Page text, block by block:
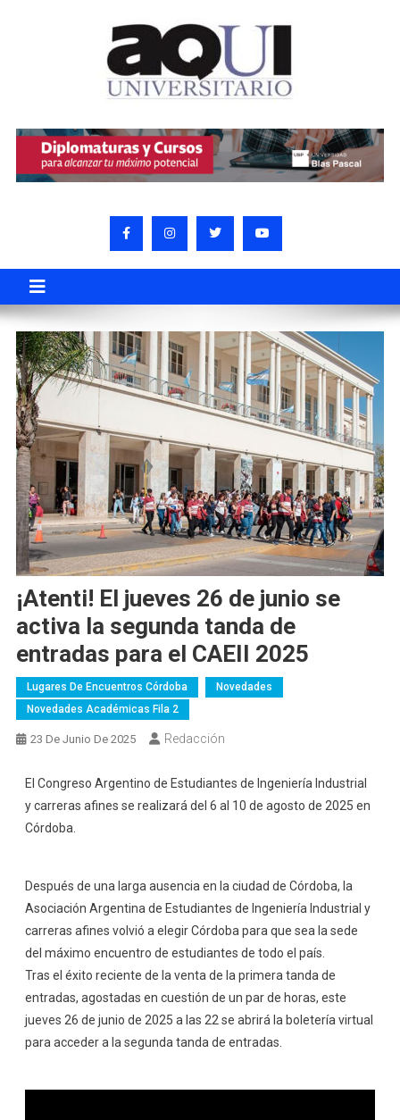
¡Atenti! El jueves 26 de junio se
activa la segunda tanda de
entradas para el CAEII 2025
Lugares De Encuentros Córdoba
Novedades
Novedades Académicas Fila 2
23 De Junio De 2025 Redacción
El Congreso Argentino de Estudiantes de Ingeniería Industrial
y carreras afines se realizará del 6 al 10 de agosto de 2025 en
Córdoba.
Después de una larga ausencia en la ciudad de Córdoba, la
Asociación Argentina de Estudiantes de Ingeniería Industrial y
carreras afines volvió a elegir Córdoba para que sea la sede
del máximo encuentro de estudiantes de todo el país.
Tras el éxito reciente de la venta de la primera tanda de
entradas, agostadas en cuestión de un par de horas, este
jueves 26 de junio de 2025 a las 22 se abrirá la boletería virtual
para acceder a la segunda tanda de entradas.